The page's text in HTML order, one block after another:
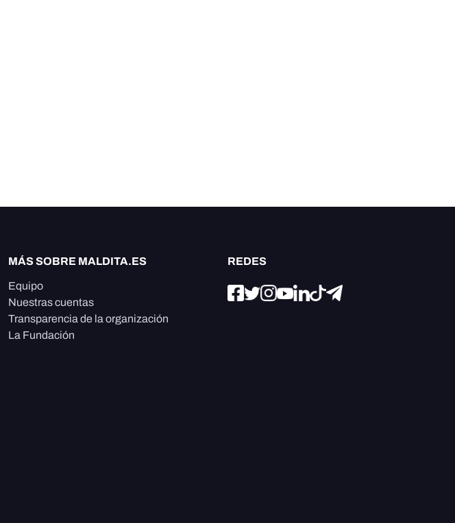
MÁS SOBRE MALDITA.ES
Equipo
Nuestras cuentas
Transparencia de la organización
La Fundación
REDES